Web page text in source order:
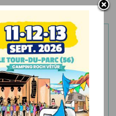
à la newsletter